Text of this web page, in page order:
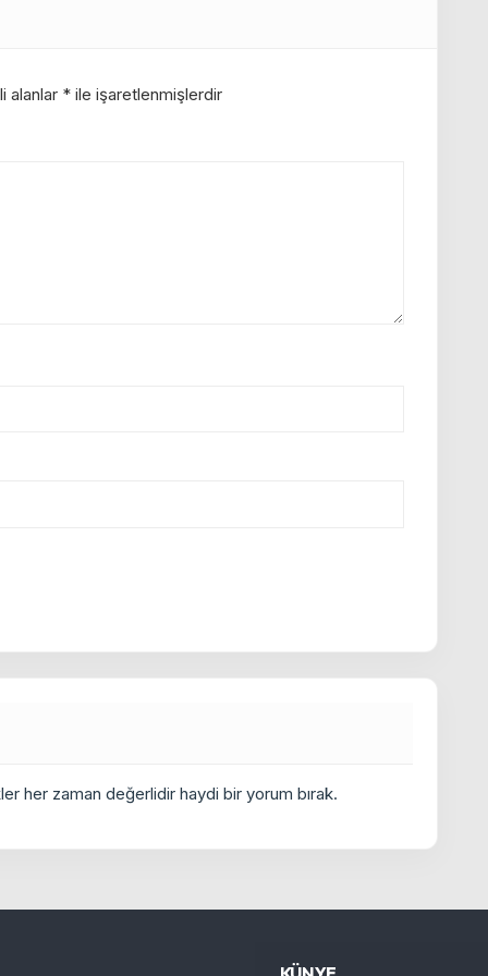
alanlar * ile işaretlenmişlerdir
her zaman değerlidir haydi bir yorum bırak.